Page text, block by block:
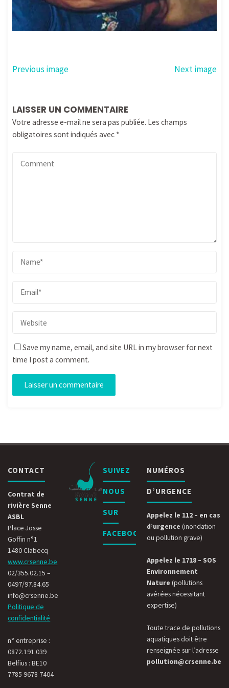
Previous image Next image
LAISSER UN COMMENTAIRE
Votre adresse e-mail ne sera pas publiée. Les champs
obligatoires sont indiqués avec *
Save my name, email, and site URL in my browser for next
time I post a comment.
CONTACT
Contrat de
rivière Senne
ASBL
Place Josse
Goffin n°1
1480 Clabecq
www.crsenne.be
02/355.02.15 –
0497/97.84.65
info@crsenne.be
Politique de
confidentialité
n° entreprise :
0872.191.039
Belfius : BE10
7785 9678 7404
SUIVEZ
NOUS
SUR
FACEBOOK
NUMÉROS
D’URGENCE
Appelez le 112 – en cas
d’urgence (inondation
ou pollution grave)
Appelez le 1718 – SOS
Environnement
Nature (pollutions
avérées nécessitant
expertise)
Toute trace de pollutions
aquatiques doit être
renseignée sur l’adresse
pollution@crsenne.be